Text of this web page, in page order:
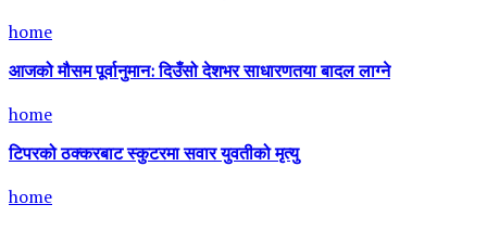
home
आजको मौसम पूर्वानुमान: दिउँसो देशभर साधारणतया बादल लाग्ने
home
टिपरको ठक्करबाट स्कुटरमा सवार युवतीको मृत्यु
home